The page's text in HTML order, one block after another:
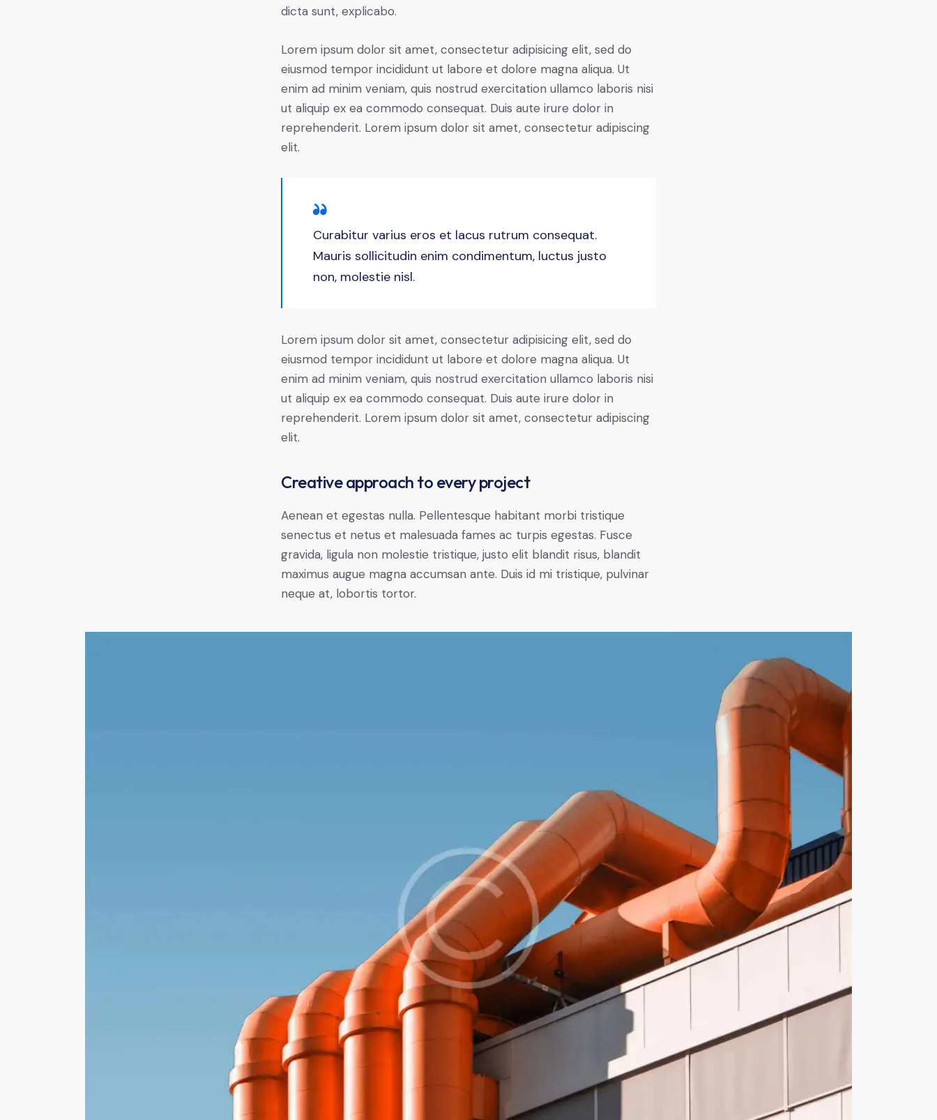
dicta sunt, explicabo.
Lorem ipsum dolor sit amet, consectetur adipisicing elit, sed do
eiusmod tempor incididunt ut labore et dolore magna aliqua. Ut
enim ad minim veniam, quis nostrud exercitation ullamco laboris nisi
ut aliquip ex ea commodo consequat. Duis aute irure dolor in
reprehenderit. Lorem ipsum dolor sit amet, consectetur adipiscing
elit.
Curabitur varius eros et lacus rutrum consequat.
Mauris sollicitudin enim condimentum, luctus justo
non, molestie nisl.
Lorem ipsum dolor sit amet, consectetur adipisicing elit, sed do
eiusmod tempor incididunt ut labore et dolore magna aliqua. Ut
enim ad minim veniam, quis nostrud exercitation ullamco laboris nisi
ut aliquip ex ea commodo consequat. Duis aute irure dolor in
reprehenderit. Lorem ipsum dolor sit amet, consectetur adipiscing
elit.
Creative approach to every project
Aenean et egestas nulla. Pellentesque habitant morbi tristique
senectus et netus et malesuada fames ac turpis egestas. Fusce
gravida, ligula non molestie tristique, justo elit blandit risus, blandit
maximus augue magna accumsan ante. Duis id mi tristique, pulvinar
neque at, lobortis tortor.